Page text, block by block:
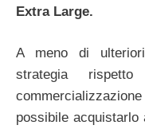
Extra Large.
A meno di
strategia
possibile